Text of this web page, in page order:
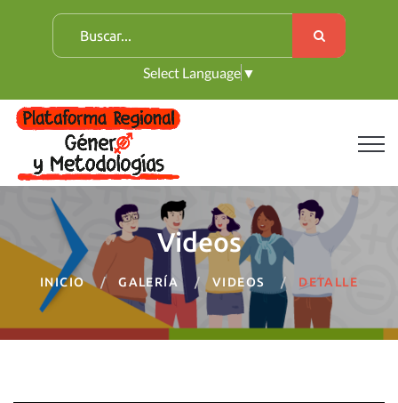
B
u
c
a
r
:
Select Language ▼
Videos
INICIO GALERÍA VIDEOS DETALLE